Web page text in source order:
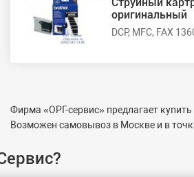
оригинальный
DCP, MFC, FAX
Фирма «ОРГ-сервис» предлагает купить
Возможен самовывоз в Москве и в